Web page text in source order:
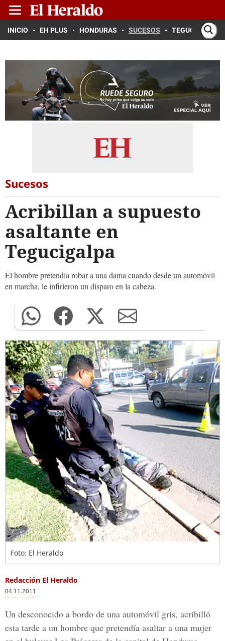
INICIO EH PLUS HONDURAS SUCESOS TEGUCIGALPA
Sucesos
Acribillan a supuesto
asaltante en
Tegucigalpa
El hombre pretendía robar a una dama cuando desde un automóvil
en marcha, le infirieron un disparo en la cabeza.
Foto: El Heraldo
Redacción El Heraldo
04.11.2011
Un desconocido a bordo de una automóvil gris, acribilló
esta tarde a un hombre que pretendía asaltar a una mujer